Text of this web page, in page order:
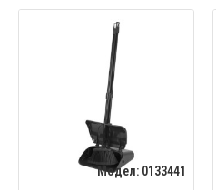
Модел: 0133441